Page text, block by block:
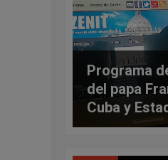
Programa
del papa
Cuba y
Unidos